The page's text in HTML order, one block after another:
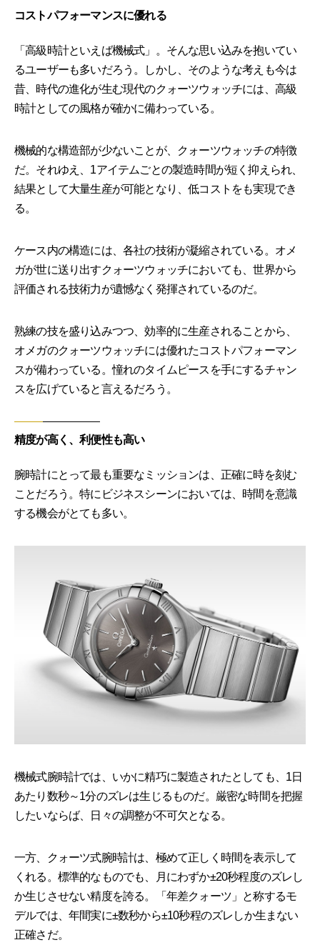
コストパフォーマンスに優れる
「高級時計といえば機械式」。そんな思い込みを抱いてい
るユーザーも多いだろう。しかし、そのような考えも今は
昔、時代の進化が生む現代のクォーツウォッチには、高級
時計としての風格が確かに備わっている。
機械的な構造部が少ないことが、クォーツウォッチの特徴
だ。それゆえ、1アイテムごとの製造時間が短く抑えられ、
結果として大量生産が可能となり、低コストをも実現でき
る。
ケース内の構造には、各社の技術が凝縮されている。オメ
ガが世に送り出すクォーツウォッチにおいても、世界から
評価される技術力が遺憾なく発揮されているのだ。
熟練の技を盛り込みつつ、効率的に生産されることから、
オメガのクォーツウォッチには優れたコストパフォーマン
スが備わっている。憧れのタイムピースを手にするチャン
スを広げていると言えるだろう。
精度が高く、利便性も高い
腕時計にとって最も重要なミッションは、正確に時を刻む
ことだろう。特にビジネスシーンにおいては、時間を意識
する機会がとても多い。
機械式腕時計では、いかに精巧に製造されたとしても、1日
あたり数秒～1分のズレは生じるものだ。厳密な時間を把握
したいならば、日々の調整が不可欠となる。
一方、クォーツ式腕時計は、極めて正しく時間を表示して
くれる。標準的なものでも、月にわずか±20秒程度のズレし
か生じさせない精度を誇る。「年差クォーツ」と称するモ
デルでは、年間実に±数秒から±10秒程のズレしか生まない
正確さだ。